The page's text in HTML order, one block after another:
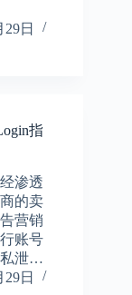
29日
指
渗透
的卖
营销
账号
私泄…
29日